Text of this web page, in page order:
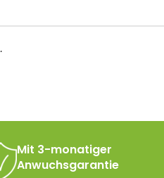
Mit 3-monatiger
Anwuchsgarantie